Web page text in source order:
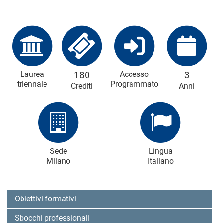
Laurea
triennale
180
Crediti
Accesso
Programmato
3
Anni
Sede
Milano
Lingua
Italiano
Obiettivi formativi
Sbocchi professionali